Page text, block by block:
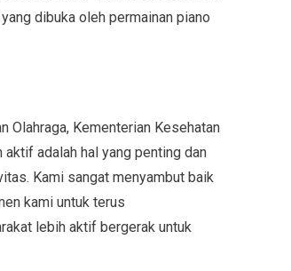
dibuka oleh permainan piano
Olahraga, Kementerian Kesehatan
aktif adalah hal yang penting dan
Kami sangat menyambut baik
kami untuk terus
lebih aktif bergerak untuk